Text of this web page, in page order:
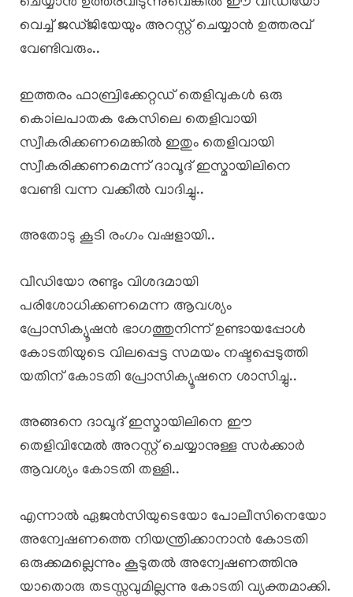
വെച്ച് ജഡ്ജിയേയും അറസ്റ്റ് ചെയ്യാൻ ഉത്തരവ്
വേണ്ടിവരും..
ഇത്തരം ഫാബ്രിക്കേറ്റഡ് തെളിവുകൾ ഒരു
കൊiലപാതക കേസിലെ തെളിവായി
സ്വീകരിക്കണമെങ്കിൽ ഇതും തെളിവായി
സ്വീകരിക്കണമെന്ന് ദാവൂദ് ഇസ്മായിലിനെ
വേണ്ടി വന്ന വക്കീൽ വാദിച്ചു..
അതോടു കൂടി രംഗം വഷളായി..
വീഡിയോ രണ്ടും വിശദമായി
പരിശോധിക്കണമെന്ന ആവശ്യം
പ്രോസിക്യൂഷൻ ഭാഗത്തുനിന്ന് ഉണ്ടായപ്പോൾ
കോടതിയുടെ വിലപ്പെട്ട സമയം നഷ്ടപ്പെടുത്തി
യതിന് കോടതി പ്രോസിക്യൂഷനെ ശാസിച്ചു..
അങ്ങനെ ദാവൂദ് ഇസ്മായിലിനെ ഈ
തെളിവിന്മേൽ അറസ്റ്റ് ചെയ്യാനുള്ള സർക്കാർ
ആവശ്യം കോടതി തള്ളി..
എന്നാൽ ഏജൻസിയുടെയോ പോലീസിനെയോ
അന്വേഷണത്തെ നിയന്ത്രിക്കാനാൻ കോടതി
ഒരുക്കമല്ലെന്നും കൂടുതൽ അന്വേഷണത്തിനു
യാതൊരു തടസ്സവുമില്ലന്നു കോടതി വ്യക്തമാക്കി.